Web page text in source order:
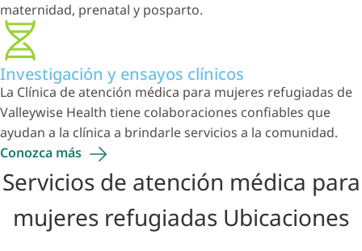
maternidad, prenatal y posparto.
Investigación y ensayos clínicos
La Clínica de atención médica para mujeres refugiadas de
Valleywise Health tiene colaboraciones confiables que
ayudan a la clínica a brindarle servicios a la comunidad.
Conozca más
Servicios de atención médica para
mujeres refugiadas Ubicaciones